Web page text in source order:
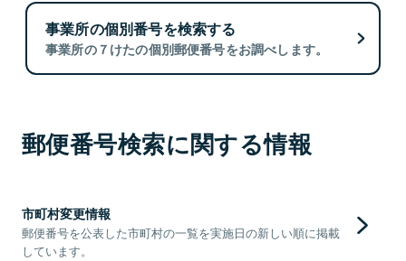
事業所の個別番号を検索する
事業所の７けたの個別郵便番号をお調べします。
郵便番号検索に関する情報
市町村変更情報
郵便番号を公表した市町村の一覧を実施日の新しい順に掲載
しています。